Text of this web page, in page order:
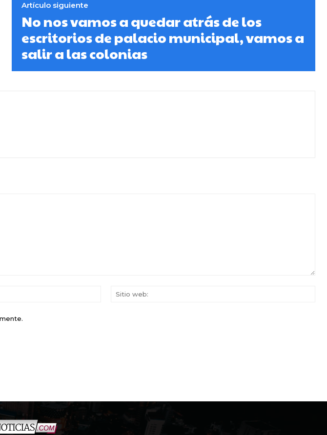
Artículo siguiente
No nos vamos a quedar atrás de los
escritorios de palacio municipal, vamos a
salir a las colonias
Correo